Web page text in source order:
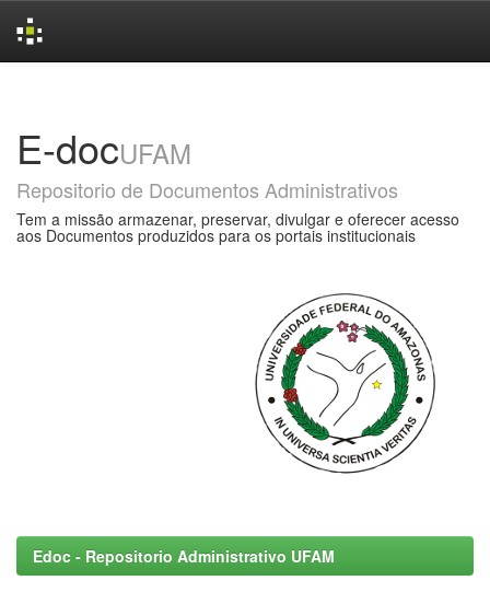
E-docUFAM
Repositorio de Documentos Administrativos
Tem a missão armazenar, preservar, divulgar e oferecer acesso
aos Documentos produzidos para os portais institucionais
Edoc - Repositorio Administrativo UFAM